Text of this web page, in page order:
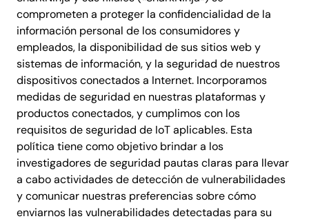
comprometen a proteger la confidencialidad de la
información personal de los consumidores y
empleados, la disponibilidad de sus sitios web y
sistemas de información, y la seguridad de nuestros
dispositivos conectados a Internet. Incorporamos
medidas de seguridad en nuestras plataformas y
productos conectados, y cumplimos con los
requisitos de seguridad de IoT aplicables. Esta
política tiene como objetivo brindar a los
investigadores de seguridad pautas claras para llevar
a cabo actividades de detección de vulnerabilidades
y comunicar nuestras preferencias sobre cómo
enviarnos las vulnerabilidades detectadas para su